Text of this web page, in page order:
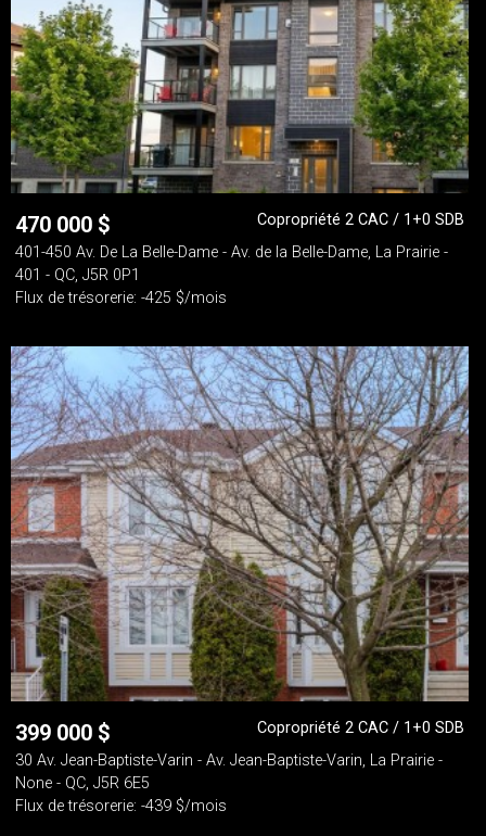
470 000 $
Copropriété 2 CAC / 1+0 SDB
401-450 Av. De La Belle-Dame - Av. de la Belle-Dame, La Prairie -
401 - QC, J5R 0P1
Flux de trésorerie: -425 $/mois
399 000 $
Copropriété 2 CAC / 1+0 SDB
30 Av. Jean-Baptiste-Varin - Av. Jean-Baptiste-Varin, La Prairie -
None - QC, J5R 6E5
Flux de trésorerie: -439 $/mois